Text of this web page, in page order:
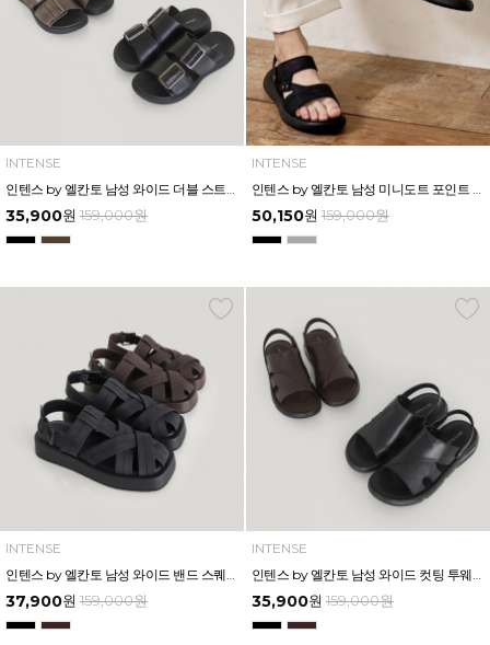
INTENSE
35,900원 159,000원
INTENSE
50,150원 159,000원
INTENSE
37,900원 159,000원
INTENSE
35,900원 159,000원